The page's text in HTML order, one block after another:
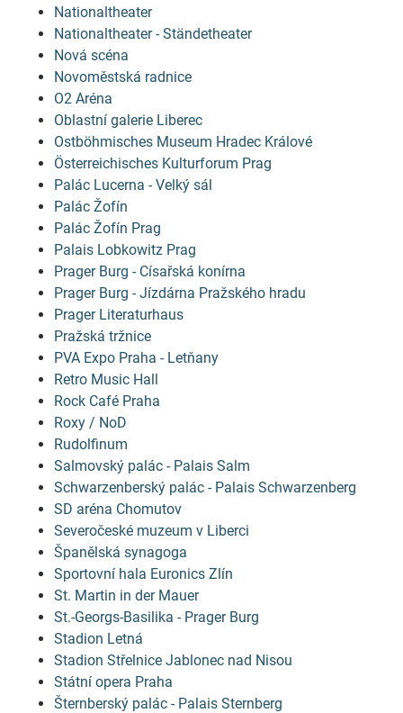
Nationaltheater
Nationaltheater - Ständetheater
Nová scéna
Novoměstská radnice
O2 Aréna
Oblastní galerie Liberec
Ostböhmisches Museum Hradec Králové
Österreichisches Kulturforum Prag
Palác Lucerna - Velký sál
Palác Žofín
Palác Žofín Prag
Palais Lobkowitz Prag
Prager Burg - Císařská konírna
Prager Burg - Jízdárna Pražského hradu
Prager Literaturhaus
Pražská tržnice
PVA Expo Praha - Letňany
Retro Music Hall
Rock Café Praha
Roxy / NoD
Rudolfinum
Salmovský palác - Palais Salm
Schwarzenberský palác - Palais Schwarzenberg
SD aréna Chomutov
Severočeské muzeum v Liberci
Španělská synagoga
Sportovní hala Euronics Zlín
St. Martin in der Mauer
St.-Georgs-Basilika - Prager Burg
Stadion Letná
Stadion Střelnice Jablonec nad Nisou
Státní opera Praha
Šternberský palác - Palais Sternberg